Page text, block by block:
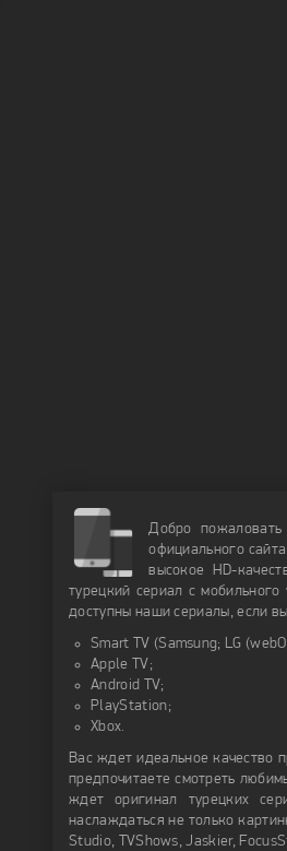
Добро
официального
высокое HD-
турецкий сериал с
доступны наши сериалы, если вы
Smart TV (Samsung; LG
Apple TV;
Android TV;
PlayStation;
Xbox.
Вас ждет идеальное качество
предпочитаете смотреть
ждет оригинал турецких
наслаждаться не только
Studio, TVShows, Jaskier,